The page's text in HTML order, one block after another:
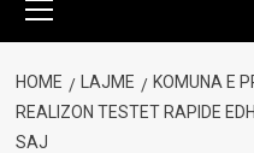
Menu
HOME LAJME
KOMUNA E
REALIZON TESTET RAPIDE
SAJ